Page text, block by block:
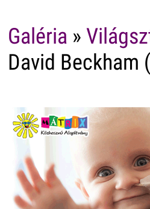
Galéria »
David Beckham